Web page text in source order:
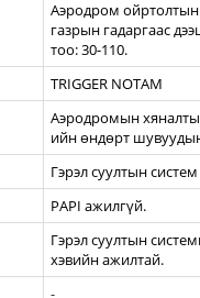
Аэродром ойртолтын
газрын гадаргаас
тоо: 30-110.
TRIGGER NOTAM
Аэродромын
ийн өндөрт
Гэрэл суултын
PAPI ажилгүй.
Гэрэл суултын
хэвийн ажилтай.
-